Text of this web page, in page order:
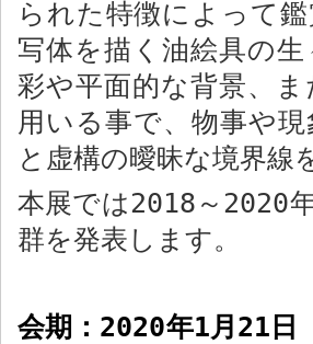
られた特徴によって
写体を描く油絵具の
彩や平面的な背景、
用いる事で、物事や
と虚構の曖昧な境界線
本展では2018 ～ 2020
群を発表します。
会期： 2020年1月 21 日